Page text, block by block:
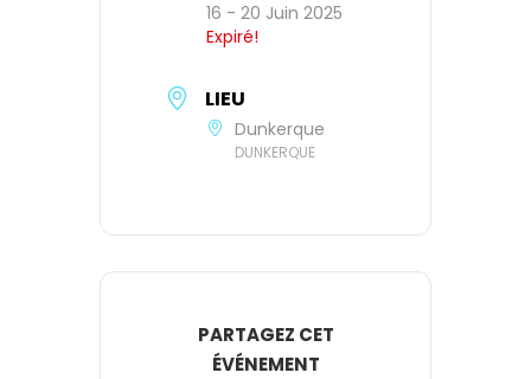
16 - 20 Juin 2025
Expiré!
LIEU
Dunkerque
DUNKERQUE
PARTAGEZ CET
ÉVÉNEMENT